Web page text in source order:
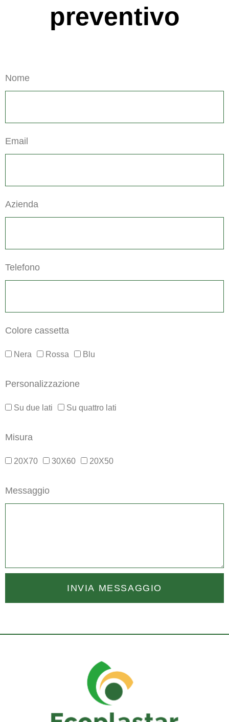
preventivo
Nome
Email
Azienda
Telefono
Colore cassetta
Nera Rossa Blu
Personalizzazione
Su due lati Su quattro lati
Misura
20X70 30X60 20X50
Messaggio
INVIA MESSAGGIO